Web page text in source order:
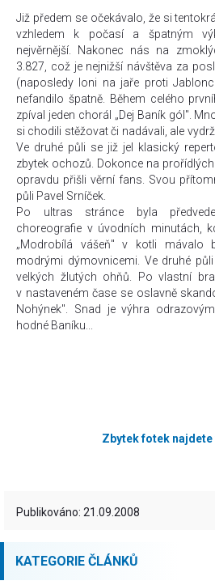
Již předem se očekávalo, že si
vzhledem k počasí a špatným
nejvěrnější. Nakonec nás na
3.827, což je nejnižší návštěva za
(naposledy loni na jaře proti
nefandilo špatně. Během celého
zpíval jeden chorál „Dej Baník gól".
si chodili stěžovat či nadávali, ale
Ve druhé půli se již jel klasický
zbytek ochozů. Dokonce na
opravdu přišli věrní fans. Svou
půli Pavel Srníček.
Po ultras stránce byla
choreografie v úvodních minutách,
„Modrobílá vášeň" v kotli mávalo
modrými dýmovnicemi. Ve druhé
velkých žlutých ohňů. Po vlastní
v nastaveném čase se oslavně
Nohýnek". Snad je výhra
hodné Baníku...
Zbytek fotek najdete
Publikováno: 21.09.2008
KATEGORIE ČLÁNKŮ